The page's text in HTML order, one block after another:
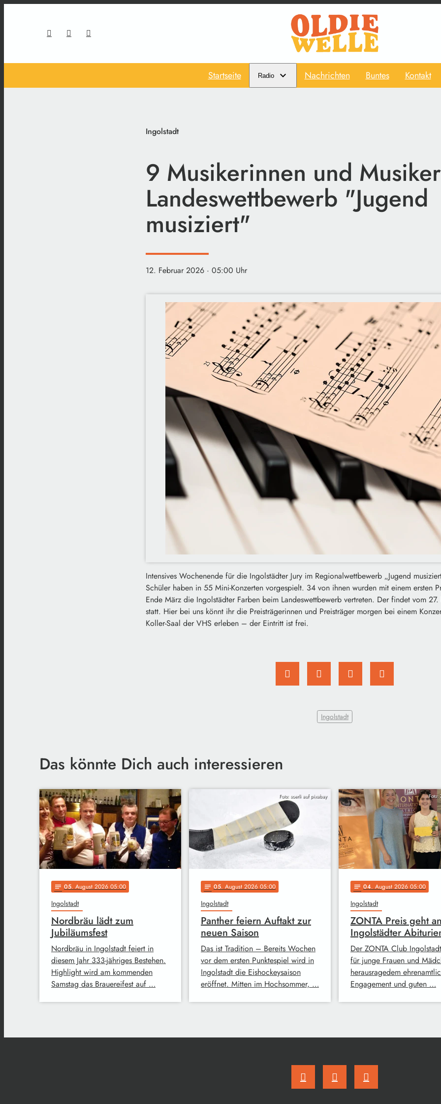
Startseite Radio Nachrichten Buntes Kontakt
Ingolstadt
9 Musikerinnen und
Landeswettbewerb "Jugend
musiziert"
12. Februar 2026 · 05:00 Uhr
Intensives Wochenende für die Ingolstädter Jury im Regionalwettbewerb „Jugend
Schüler haben in 55 Mini-Konzerten vorgespielt. 34 von ihnen wurden mit einem ersten
Ende März die Ingolstädter Farben beim Landeswettbewerb vertreten. Der findet vom
statt. Hier bei uns könnt ihr die Preisträgerinnen und Preisträger morgen bei einem
Koller-Saal der VHS erleben – der Eintritt ist frei.
Ingolstadt
Das könnte Dich auch interessieren
notes 05. August 2026 05:00
Ingolstadt
Nordbräu lädt zum
Jubiläumsfest
Nordbräu in Ingolstadt feiert in
diesem Jahr 333-jähriges Bestehen.
Highlight wird am kommenden
Samstag das Brauereifest auf …
Foto: soerli auf pixabay
notes 05. August 2026 05:00
Ingolstadt
Panther feiern Auftakt zur
neuen Saison
Das ist Tradition – Bereits Wochen
vor dem ersten Punktespiel wird in
Ingolstadt die Eishockeysaison
eröffnet. Mitten im Hochsommer, …
Foto:
notes 04. August 2026 05:00
Ingolstadt
ZONTA Preis geht an
Ingolstädter
Der ZONTA Club
für junge Frauen und
herausragedem
Engagement und guten …